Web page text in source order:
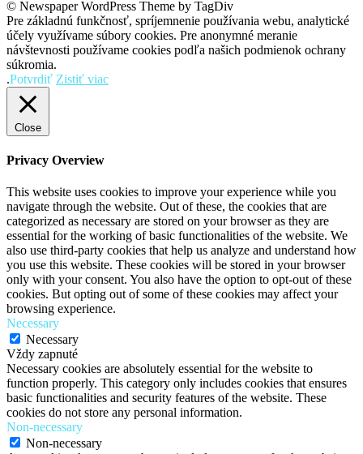
© Newspaper WordPress Theme by TagDiv
Pre základnú funkčnosť, spríjemnenie používania webu, analytické
účely využívame súbory cookies. Pre anonymné meranie
návštevnosti používame cookies podľa našich podmienok ochrany
súkromia.
.Potvrdiť Zistiť viac
Close
Privacy Overview
This website uses cookies to improve your experience while you
navigate through the website. Out of these, the cookies that are
categorized as necessary are stored on your browser as they are
essential for the working of basic functionalities of the website. We
also use third-party cookies that help us analyze and understand how
you use this website. These cookies will be stored in your browser
only with your consent. You also have the option to opt-out of these
cookies. But opting out of some of these cookies may affect your
browsing experience.
Necessary
Necessary
Vždy zapnuté
Necessary cookies are absolutely essential for the website to
function properly. This category only includes cookies that ensures
basic functionalities and security features of the website. These
cookies do not store any personal information.
Non-necessary
Non-necessary